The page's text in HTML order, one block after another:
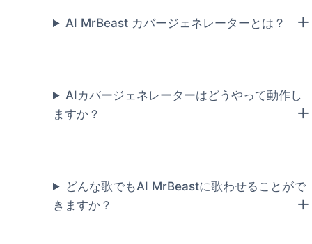
AI MrBeast カバージェネレーターとは？
AIカバージェネレーターはどうやって動作し
ますか？
どんな歌でもAI MrBeastに歌わせることがで
きますか？